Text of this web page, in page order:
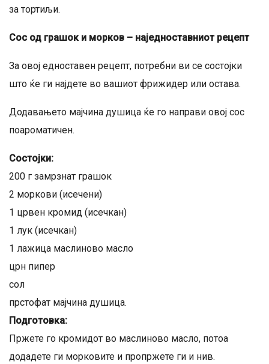
за тортиљи.
Сос од грашок и морков – наједноставниот рецепт
За овој едноставен рецепт, потребни ви се состојки
што ќе ги најдете во вашиот фрижидер или остава.
Додавањето мајчина душица ќе го направи овој сос
поароматичен.
Состојки:
200 г замрзнат грашок
2 моркови (исечени)
1 црвен кромид (исечкан)
1 лук (исечкан)
1 лажица маслиново масло
црн пипер
сол
прстофат мајчина душица.
Подготовка:
Пржете го кромидот во маслиново масло, потоа
додадете ги морковите и пропржете ги и нив.